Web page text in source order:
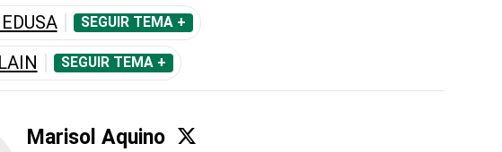
SEGUIR TEMA +
SEGUIR TEMA +
Marisol Aquino